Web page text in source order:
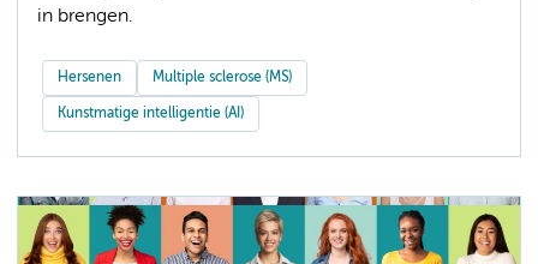
in brengen.
Hersenen Multiple sclerose (MS)
Kunstmatige intelligentie (AI)